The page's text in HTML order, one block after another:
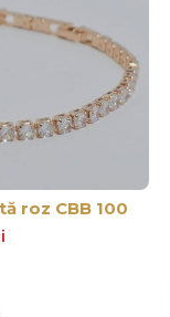
roz CBB 100